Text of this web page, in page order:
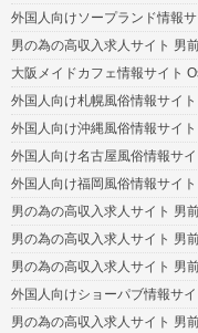
外国人向けソープランド情報
男の為の高収入求人サイト 男
大阪メイドカフェ情報サイト
外国人向け札幌風俗情報サイ
外国人向け沖縄風俗情報サイ
外国人向け名古屋風俗情報サ
外国人向け福岡風俗情報サイ
男の為の高収入求人サイト 男
男の為の高収入求人サイト 男
男の為の高収入求人サイト 男
外国人向けショーパブ情報サ
男の為の高収入求人サイト 男